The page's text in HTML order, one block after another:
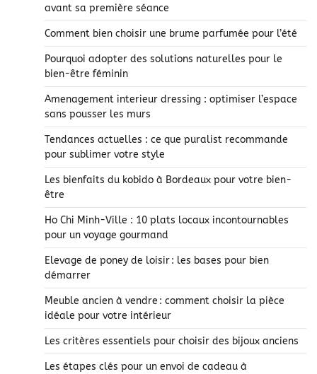
avant sa première séance
Comment bien choisir une brume parfumée pour l’été
Pourquoi adopter des solutions naturelles pour le
bien-être féminin
Amenagement interieur dressing : optimiser l’espace
sans pousser les murs
Tendances actuelles : ce que puralist recommande
pour sublimer votre style
Les bienfaits du kobido à Bordeaux pour votre bien-
être
Ho Chi Minh-Ville : 10 plats locaux incontournables
pour un voyage gourmand
Elevage de poney de loisir : les bases pour bien
démarrer
Meuble ancien à vendre : comment choisir la pièce
idéale pour votre intérieur
Les critères essentiels pour choisir des bijoux anciens
Les étapes clés pour un envoi de cadeau à